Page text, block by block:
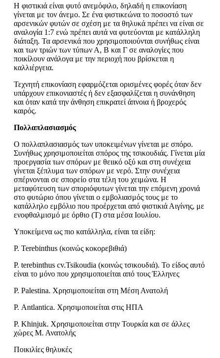
Η φιστικιά είναι φυτό ανεμόφιλο, δηλαδή η επικονίαση
γίνεται με τον άνεμο. Σε ένα φιστικεώνα το ποσοστό των
αρσενικών φυτών σε σχέση με τα θηλυκά πρέπει να είναι σε
αναλογία 1:7 ενώ πρέπει αυτά να φυτεύονται με κατάλληλη
διάταξη. Τα αρσενικά που χρησιμοποιούνται συνήθως είναι
και των τριών των τύπων Α, Β και Γ σε αναλογίες που
ποικίλουν ανάλογα με την περιοχή που βρίσκεται η
καλλιέργεια.
Τεχνητή επικονίαση εφαρμόζεται ορισμένες φορές όταν δεν
υπάρχουν επικονιαστές ή δεν εξασφαλίζεται η συνάνθηση
και όταν κατά την άνθηση επικρατεί άπνοια ή βροχερός
καιρός.
Πολλαπλασιασμός
Ο πολλαπλασιασμός των υποκειμένων γίνεται με σπόρο.
Συνήθως χρησιμοποιείται σπόρος της τσικουδιάς. Γίνεται μία
προεργασία των σπόρων με θειικό οξύ και στη συνέχεια
γίνεται ξέπλυμα των σπόρων με νερό. Στην συνέχεια
σπέρνονται σε σπορείο στα τέλη του χειμώνα. Η
μεταφύτευση των σποριόφυτων γίνεται την επόμενη χρονιά
στο φυτώριο όπου γίνεται ο εμβολιασμός τους με το
κατάλληλο εμβόλιο που προέρχεται από φιστικιά Αιγίνης, με
ενοφθαλμισμό με όρθιο (Τ) στα μέσα Ιουλίου.
Υποκείμενα ως πιο κατάλληλα, είναι τα είδη:
Ρ. Terebinthus (κοινώς κοκορεβιθιά)
P. terebinthus cv.Tsikoudia (κοινώς τσικουδιά). Το είδος αυτό
είναι το μόνο που χρησιμοποιείται από τους Έλληνες
Ρ. Palestina. Χρησιμοποιείται στη Μέση Ανατολή
Ρ. Antlantica. Χρησιμοποιείται στις ΗΠΑ
Ρ. Khinjuk. Χρησιμοποιείται στην Τουρκία και σε άλλες
χώρες Μ. Ανατολής
Ποικιλίες θηλυκές